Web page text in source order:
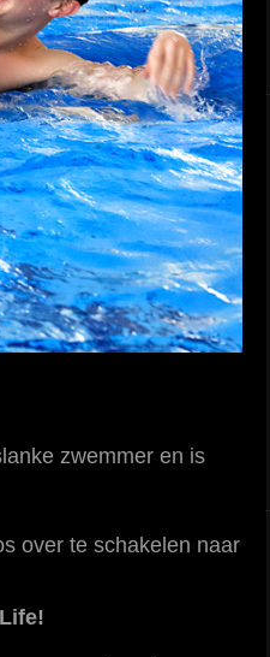
zwemmer en is
over te schakelen naar